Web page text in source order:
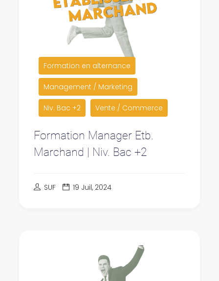
Formation en alternance
Management / Marketing
Niv. Bac +2 Vente / Commerce
Formation Manager Etb.
Marchand | Niv. Bac +2
SUF 19 Juil, 2024